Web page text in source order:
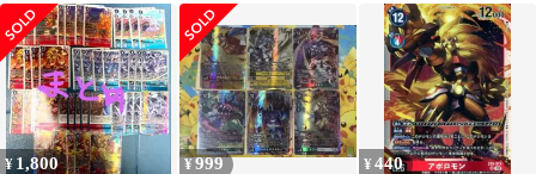
ナモン2枚
¥ 1,800 ¥999 ¥440